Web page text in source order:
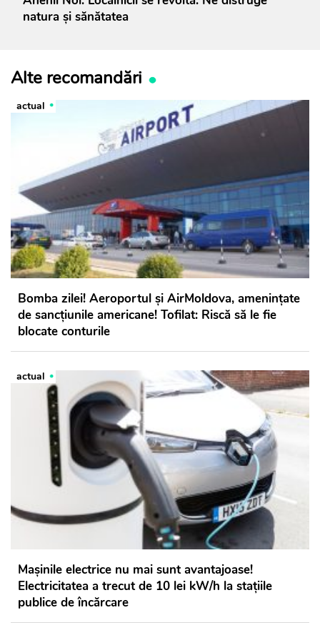
natura și sănătatea
Alte recomandări
actual
Bomba zilei! Aeroportul și AirMoldova, amenințate
de sancțiunile americane! Tofilat: Riscă să le fie
blocate conturile
actual
Mașinile electrice nu mai sunt avantajoase!
Electricitatea a trecut de 10 lei kW/h la stațiile
publice de încărcare